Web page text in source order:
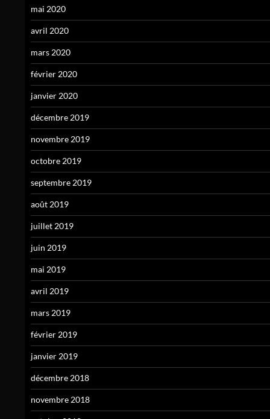
mai 2020
avril 2020
mars 2020
février 2020
janvier 2020
décembre 2019
novembre 2019
octobre 2019
septembre 2019
août 2019
juillet 2019
juin 2019
mai 2019
avril 2019
mars 2019
février 2019
janvier 2019
décembre 2018
novembre 2018